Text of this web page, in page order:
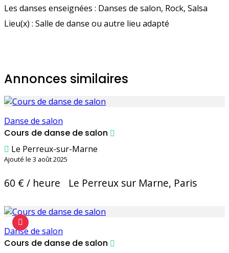
Les danses enseignées : Danses de salon, Rock, Salsa
Lieu(x) : Salle de danse ou autre lieu adapté
Annonces similaires
Danse de salon
Cours de danse de salon
Le Perreux-sur-Marne
Ajouté le 3 août 2025
60 € / heure Le Perreux sur Marne, Paris
Danse de salon
Cours de danse de salon